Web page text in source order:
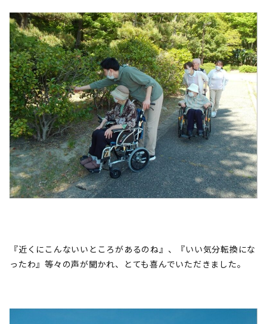
『近くにこんないいところがあるのね』、『いい気分転換にな
ったわ』等々の声が聞かれ、とても喜んでいただきました。